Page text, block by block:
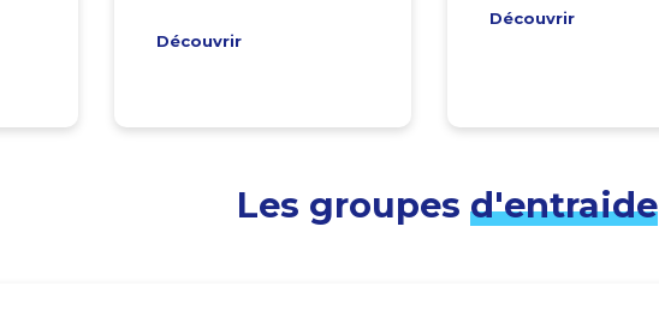
Découvrir
Découvrir
Les groupes d'entraide